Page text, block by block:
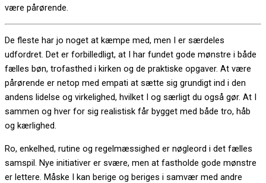
være pårørende.
De fleste har jo noget at kæmpe med, men I er særdeles
udfordret. Det er forbilledligt, at I har fundet gode mønstre i både
fælles bøn, trofasthed i kirken og de praktiske opgaver. At være
pårørende er netop med empati at sætte sig grundigt ind i den
andens lidelse og virkelighed, hvilket I og særligt du også gør. At I
sammen og hver for sig realistisk får bygget med både tro, håb
og kærlighed.
Ro, enkelhed, rutine og regelmæssighed er nøgleord i det fælles
samspil. Nye initiativer er svære, men at fastholde gode mønstre
er lettere. Måske I kan berige og beriges i samvær med andre